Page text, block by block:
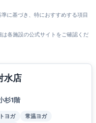
に基づき、特におすすめする項目
各施設の公式サイトをご確認くだ
水店
杉1階
ヨガ
常温ヨガ